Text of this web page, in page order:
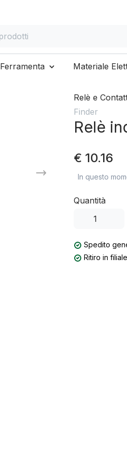
Ferramenta Materiale
Relè e
Finder
Relè
€ 10.16
In questo
Quantità
Spedito
Ritiro in